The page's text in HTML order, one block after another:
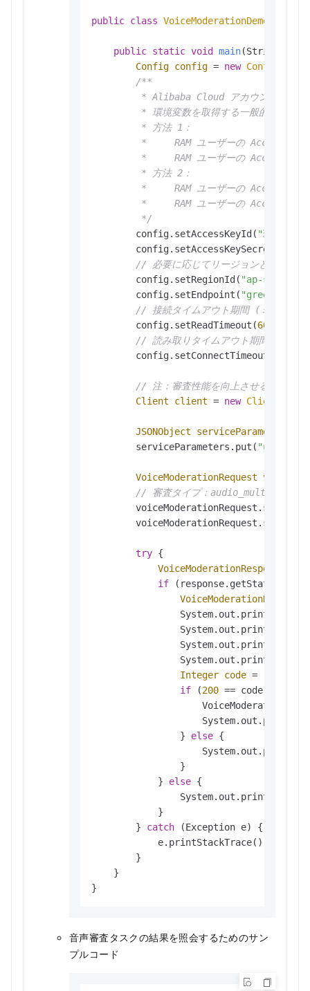
public class VoiceModerationDemo
public static void main(String[]
Config config = new Config
/**
* Alibaba Cloud アカウントの
         * 環境変数を取得する一般的な方法：
         * 方法 1：
*     RAM ユーザーの AccessKey
*     RAM ユーザーの AccessKey
         * 方法 2：
*     RAM ユーザーの AccessKey
*     RAM ユーザーの AccessKey
         */
        config.setAccessKeyId(
"環境変数
        config.setAccessKeySecret(
// 必要に応じてリージョンとエンドポ
        config.setRegionId(
"ap-
        config.setEndpoint(
"green-
// 接続タイムアウト期間 (ミリ秒)。
        config.setReadTimeout(
6000
// 読み取りタイムアウト期間 (ミリ
        config.setConnectTimeout(
// 注：審査性能を向上させるため、ク
Client
client = new Client
JSONObject serviceParameters
        serviceParameters.put(
"url"
VoiceModerationRequest
// 審査タイプ：
try {
VoiceModerationResponse
if
                System.out.println(
                System.out.println(
                System.out.println(
Integer code =
if (200 == code) {
                    System.out.println(
                }
else {
                    System.out.println(
                }
            }
else {
                System.out.println(
            }
        }
catch (Exception e) {
            e.printStackTrace();
        }
    }
}
音声審査タスクの結果を照会するためのサン
プルコード